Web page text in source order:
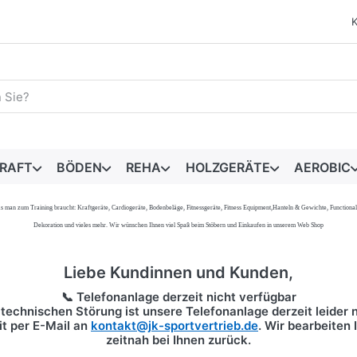
BÖDEN REHA HOLZGERÄTE AEROBIC
zum Training braucht: Kraftgeräte, Cardiogeräte, Bodenbeläge, Fitnessgeräte, Fitness Equipment,Hanteln & Gewichte,
Dekoration und vieles mehr. Wir wünschen Ihnen viel Spaß beim Stöbern und Einkaufen in unserem Web Shop
Liebe Kundinnen und Kunden,
📞 Telefonanlage derzeit nicht verfügbar
Störung ist unsere Telefonanlage derzeit leider
per E-Mail an kontakt@jk-sportvertrieb.de. Wir bearbeiten
zeitnah bei Ihnen zurück.